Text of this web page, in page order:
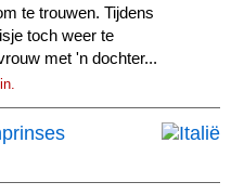
te trouwen. Tijdens
toch weer te
met 'n dochter...